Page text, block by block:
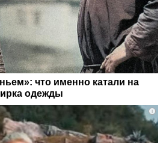
что именно катали на
одежды
i